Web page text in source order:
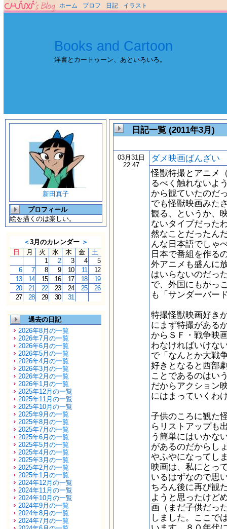
ホーム プロフ 日記 イラスト
Books and Cartoon
洋書とカートゥーン、あといろいろ。
新田真子
プロフィール
絵を描くのは楽しい。
＜3月のカレンダー ＞
日
月 火 水 木 金
土
1
2 3 4
5
6
7 8 9 10 11
12
13
14 15 16 17 18
19
20
21 22 23 24 25
26
27
28 29 30 31
過去の日記
2026年8月の一覧
2026年7月の一覧
2026年6月の一覧
2026年5月の一覧
2026年4月の一覧
2026年3月の一覧
2026年2月の一覧
2026年1月の一覧
2025年12月の一覧
2025年11月の一覧
2025年10月の一覧
2025年9月の一覧
2025年8月の一覧
2025年7月の一覧
2025年6月の一覧
2025年5月の一覧
2025年4月の一覧
2025年3月の一覧
2025年2月の一覧
2025年1月の一覧
2024年12月の一覧
2024年11月の一覧
2024年10月の一覧
2024年9月の一覧
2024年8月の一覧
2024年7月の一覧
日記一覧 (2011年3月)
03月31日
22:47
ダメ映画ばんざい
怪獣特撮とアニメ
るべく触れないよ
から観ていたのだ
でも怪獣映画みた
観る、というか、
ないタイプだった
然なことだったん
んな日本語でしゃ
日本で番組を作る
外アニメも盛んに
はいらないのだっ
で、外国にもかっ
も「サンダーバー
特撮怪獣映画好き
にまず特撮がある
からＳＦ・戦争映
わなければいけな
で「なんとか大戦
好きとなると西部
ことであるのはい
だからアクション
にはまっていくわ
子供のころに観た
らリストアップも
う簡単にはいかな
があるのだからし
やふやになってし
映画は、私にとっ
いるはずなので思
ちろん後に再び観
ようと思ったけど
画（まだ子供だっ
しました。ここで